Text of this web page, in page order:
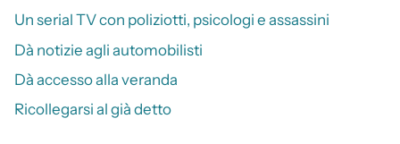
Un serial TV con poliziotti, psicologi e assassini
Dà notizie agli automobilisti
Dà accesso alla veranda
Ricollegarsi al già detto